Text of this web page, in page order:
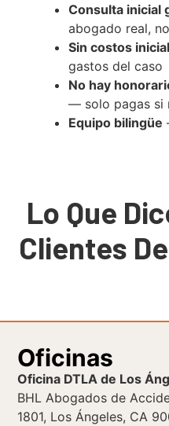
Consulta inicial
abogado real,
Sin costos
gastos del caso
No hay
— solo pagas si
Equipo bilingüe
Lo Que
Clientes
Oficinas
Oficina DTLA de Los
BHL Abogados de
1801, Los Ángeles, CA